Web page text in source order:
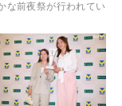
な前夜祭が行われてい